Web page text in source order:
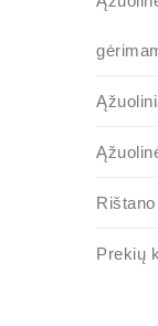
Prekių